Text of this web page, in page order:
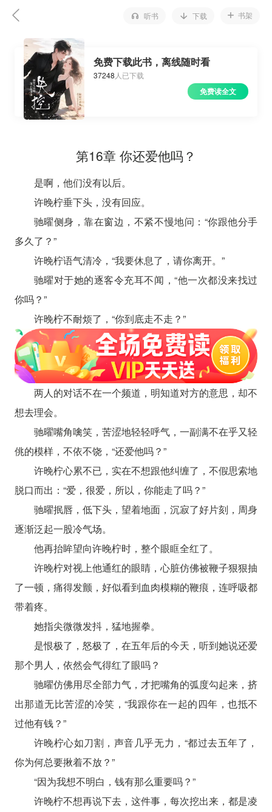
听书 下载 书架
免费下载此书，离线随时看
37248 人已下载
免费读全文
第16章 你还爱他吗？
是啊，他们没有以后。
许晚柠垂下头，没有回应。
驰曜侧身，靠在窗边，不紧不慢地问：“你跟他分手
多久了？”
许晚柠语气清冷，“我要休息了，请你离开。”
驰曜对于她的逐客令充耳不闻，“他一次都没来找过
你吗？”
许晚柠不耐烦了，“你到底走不走？”
两人的对话不在一个频道，明知道对方的意思，却不
想去理会。
驰曜嘴角噙笑，苦涩地轻轻呼气，一副满不在乎又轻
佻的模样，不依不饶，“还爱他吗？”
许晚柠心累不已，实在不想跟他纠缠了，不假思索地
脱口而出：“爱，很爱，所以，你能走了吗？”
驰曜抿唇，低下头，望着地面，沉寂了好片刻，周身
逐渐泛起一股冷气场。
他再抬眸望向许晚柠时，整个眼眶全红了。
许晚柠对视上他通红的眼睛，心脏仿佛被鞭子狠狠抽
了一顿，痛得发颤，好似看到血肉模糊的鞭痕，连呼吸都
带着疼。
她指尖微微发抖，猛地握拳。
是恨极了，怒极了，在五年后的今天，听到她说还爱
那个男人，依然会气得红了眼吗？
驰曜仿佛用尽全部力气，才把嘴角的弧度勾起来，挤
出那道无比苦涩的冷笑，“我跟你在一起的四年，也抵不
过他有钱？”
许晚柠心如刀割，声音几乎无力，“都过去五年了，
你为何总要揪着不放？”
“因为我想不明白，钱有那么重要吗？”
许晚柠不想再说下去，这件事，每次挖出来，都是凌